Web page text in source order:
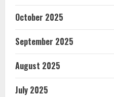
October 2025
September 2025
August 2025
July 2025